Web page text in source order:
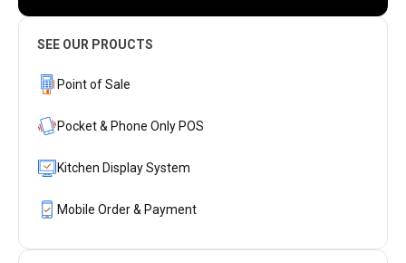
SEE OUR PROUCTS
Point of Sale
Pocket & Phone Only POS
Kitchen Display System
Mobile Order & Payment